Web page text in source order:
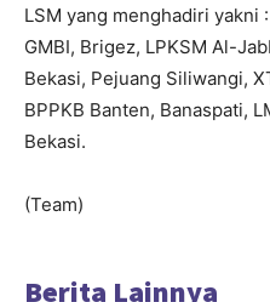
LSM yang menghadiri yakni
GMBI, Brigez, LPKSM Al-
Bekasi, Pejuang Siliwangi,
BPPKB Banten, Banaspati,
Bekasi.
(Team)
Berita Lainnya